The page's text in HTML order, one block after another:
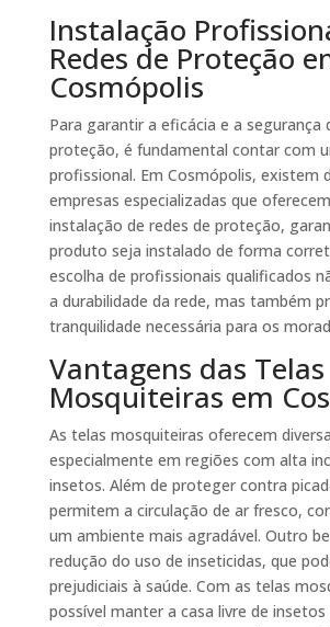
Instalação
Redes de Proteção
Cosmópolis
Para garantir a eficácia e a segurança
proteção, é fundamental contar com
profissional. Em Cosmópolis, existem
empresas especializadas que
instalação de redes de proteção,
produto seja instalado de forma
escolha de profissionais qualificados
a durabilidade da rede, mas também
tranquilidade necessária para os
Vantagens das Telas
Mosquiteiras em
As telas mosquiteiras oferecem
especialmente em regiões com alta
insetos. Além de proteger contra
permitem a circulação de ar fresco,
um ambiente mais agradável. Outro
redução do uso de inseticidas, que
prejudiciais à saúde. Com as telas
possível manter a casa livre de